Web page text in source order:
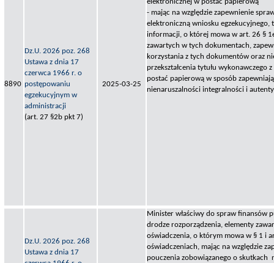
8890
Dz.U. 2026 poz. 268
Ustawa z dnia 17
czerwca 1966 r. o
postępowaniu
egzekucyjnym w
administracji
(art. 27 §2b pkt 7)
2025-03-25
- mając na względzie zapewnienie
elektroniczną wniosku egzekucyjnego,
informacji, o której mowa w art. 26 §
zawartych w tych dokumentach,
korzystania z tych dokumentów oraz
przekształcenia tytułu wykonawczego
postać papierową w sposób
nienaruszalności integralności i
Dz.U. 2026 poz. 268
Ustawa z dnia 17
Minister właściwy do spraw finansów
drodze rozporządzenia, elementy
oświadczenia, o którym mowa w § 1 i
oświadczeniach, mając na względzie
pouczenia zobowiązanego o skutkach